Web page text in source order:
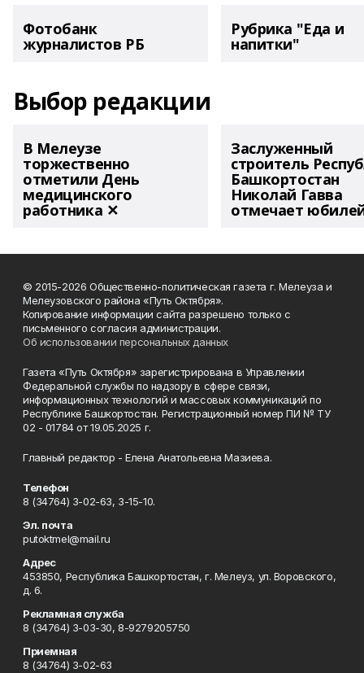
Фотобанк
журналистов РБ
Рубрика "Еда и
напитки"
Выбор редакции
В Мелеузе
торжественно
отметили День
медицинского
работника ✕
Заслуженный
строитель
Башкортостан
Николай Гавва
отмечает
© 2015-2026 Общественно-политическая газета г. Мелеуза и
Мелеузовского района «Путь Октября».
Копирование информации сайта разрешено только с
письменного согласия администрации.
Об использовании персональных данных
Газета «Путь Октября» зарегистрирована в Управлении
Федеральной службы по надзору в сфере связи,
информационных технологий и массовых коммуникаций по
Республике Башкортостан. Регистрационный номер ПИ № ТУ
02 - 01784 от 19.05.2025 г.
Главный редактор - Елена Анатольевна Мазиева.
Телефон
8 (34764) 3-02-63, 3-15-10.
Эл. почта
putoktmel@mail.ru
Адрес
453850, Республика Башкортостан, г. Мелеуз, ул. Воровского,
д. 6.
Рекламная служба
8 (34764) 3-03-30, 8-9279205750
Приемная
8 (34764) 3-02-63